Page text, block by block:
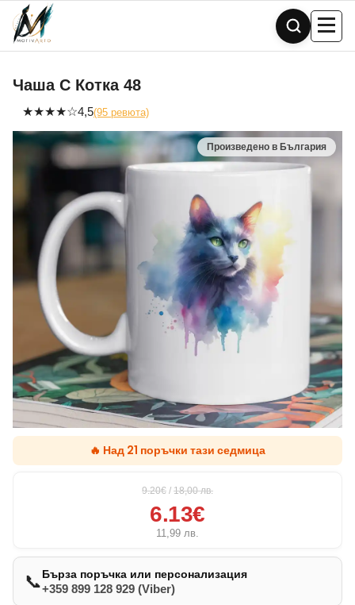
Skip
content
Чаша С Котка 48
★★★★☆4,5(95 ревюта)
🔥 Над 21 поръчки тази седмица
9.20€ / 18,00лв.
6.13€
11,99 лв.
📞Бърза поръчка или персонализация
+359 899 128 929 (Viber)